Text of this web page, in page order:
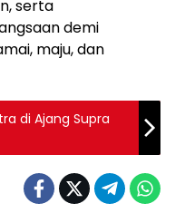
serta
demi
maju, dan
di Ajang Supra